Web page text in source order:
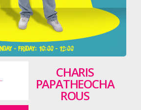
CHARIS
PAPATHEOCHA
ROUS